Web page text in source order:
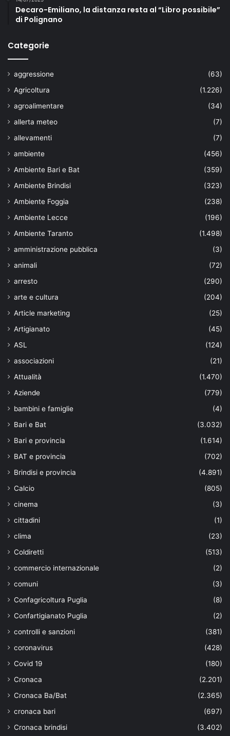
Decaro-Emiliano, la distanza resta al “Libro possibile”
di Polignano
Categorie
aggressione
(63)
Agricoltura
(1.226)
agroalimentare
(34)
allerta meteo
(7)
allevamenti
(7)
ambiente
(456)
Ambiente Bari e Bat
(359)
Ambiente Brindisi
(323)
Ambiente Foggia
(238)
Ambiente Lecce
(196)
Ambiente Taranto
(1.498)
amministrazione pubblica
(3)
animali
(72)
arresto
(290)
arte e cultura
(204)
Article marketing
(25)
Artigianato
(45)
ASL
(124)
associazioni
(21)
Attualità
(1.470)
Aziende
(779)
bambini e famiglie
(4)
Bari e Bat
(3.032)
Bari e provincia
(1.614)
BAT e provincia
(702)
Brindisi e provincia
(4.891)
Calcio
(805)
cinema
(3)
cittadini
(1)
clima
(23)
Coldiretti
(513)
commercio internazionale
(2)
comuni
(3)
Confagricoltura Puglia
(8)
Confartigianato Puglia
(2)
controlli e sanzioni
(381)
coronavirus
(428)
Covid 19
(180)
Cronaca
(2.201)
Cronaca Ba/Bat
(2.365)
cronaca bari
(697)
Cronaca brindisi
(3.402)